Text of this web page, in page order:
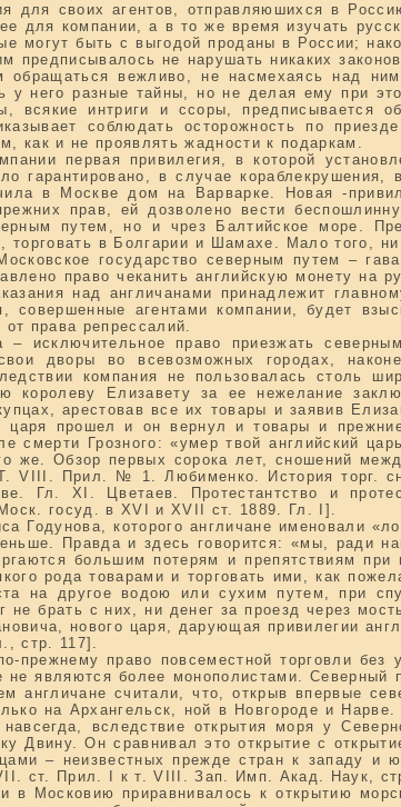
для своих агентов, отправляюшихся в
для компании, а в то же время изучать
могут быть с выгодой проданы в России;
не нарушать никаких
обращаться вежливо, не насмехаясь над
у него разные тайны, но не делая ему при
всякие интриги и ссоры, предписывается
соблюдать осторожность по
как и не проявлять жадности к подаркам.
первая привилегия, в которой
гарантировано, в случае кораблекрушения,
в Москве дом на Варварке. Новая -
прав, ей дозволено вести
путем, но и чрез Балтийское море.
торговать в Болгарии и Шамахе. Мало того,
государство северным путем –
право чеканить английскую монету на
над англичанами принадлежит
совершенные агентами компании, будет
от права репрессалий.
исключительное право приезжать
дворы во всевозможных городах,
компания не пользовалась столь
королеву Елизавету за ее нежелание
арестовав все их товары и заявив
царя прошел и он вернул и товары и
смерти Грозного: «умер твой английский
же. Обзор первых сорока лет, сношений
Прил. № 1. Любименко. История торг.
Гл. XI. Цветаев. Протестантство и
госуд. в XVI и XVII ст. 1889. Гл. I].
Годунова, которого англичане именовали
Правда и здесь говорится: «мы, ради
большим потерям и препятствиям
рода товарами и торговать ими, как
на другое водою или сухим путем, при
не брать с них, ни денег за проезд через
нового царя, дарующая привилегии
стр. 117].
прежнему право повсеместной торговли
не являются более монополистами. Северный
англичане считали, что, открыв впервые
на Архангельск, ной в Новгороде и
вследствие открытия моря у
Двину. Он сравнивал это открытие с
– неизвестных прежде стран к западу и
ст. Прил. I к т. VIII. Зап. Имп. Акад. Наук,
в Московию приравнивалось к открытию